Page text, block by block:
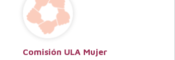
Comisión ULA Mujer